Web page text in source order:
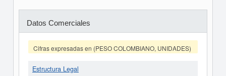
Datos Comerciales
Cifras expresadas en (PESO COLOMBIANO, UNIDADES)
Estructura Legal